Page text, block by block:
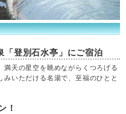
登別石水亭」にご宿泊
天の星空を眺めながらくつろげる
いただける名湯で、至福のひとと
！